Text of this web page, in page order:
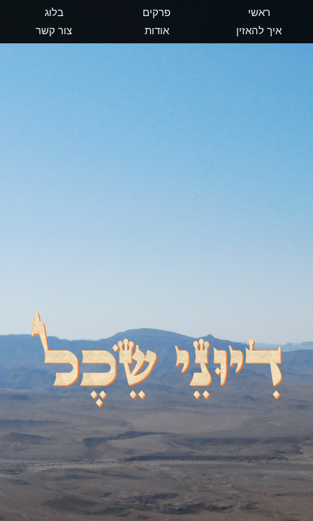
ראשי פרקים
בלוג
איך להאזין
אודות צור קשר
דיוני שכל